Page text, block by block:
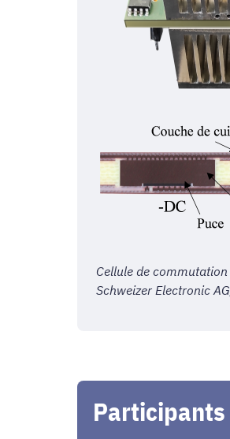
Cellule de
Schweizer Electronic
Participants